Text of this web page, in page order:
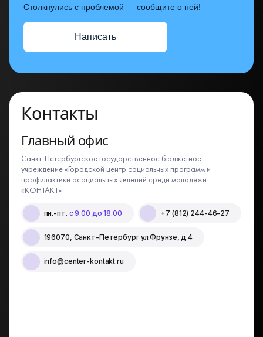
Столкнулись с проблемой — сообщите о ней!
Написать
Контакты
Главный офис
Санкт-Петербургское государственное бюджетное
учреждение «Городской центр социальных программ и
профилактики асоциальных явлений среди молодежи
«КОНТАКТ»
пн.-пт. с 9.00 до 18.00 +7 (812) 244-46-27
196070, Санкт-Петербург ул.Фрунзе, д.4
info@center-kontakt.ru